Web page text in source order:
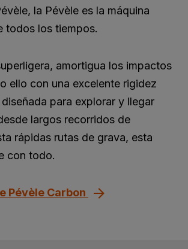
la Pévèle es la máquina
todos los tiempos.
amortigua los impactos
ello con una excelente rigidez
para explorar y llegar
largos recorridos de
rápidas rutas de grava, esta
con todo.
Pévèle Carbon